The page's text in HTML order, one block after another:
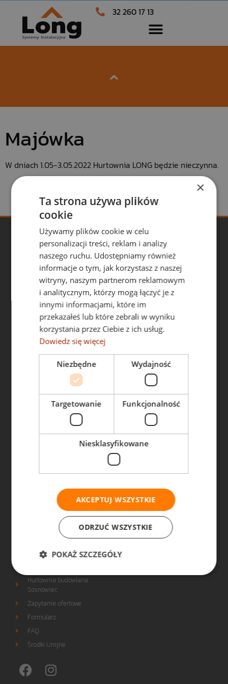
32 260 17 13
Majówka
W dniach 1.05-3.05.2022 Hurtownia LONG będzie nieczynna.
Hurtownia Long Dąbrowa Górnicza
ul. Budowlanych 2
41-308 Dąbrowa Górnicza
32 260 17 13
E-mail:
long@long.com.pl
Zapraszamy w godzinach:
Pn. – Pt: 7.00-16.00
Sobota: NIECZYNNE
O firmie
Promocje
Polityka prywatności
OFERTA
Technika grzewcza
Technika instalacyjna
Technika sanitarna
Materiały
INFORMACJE
Hurtownia budowlana
Hurtownia budowlana
Sosnowiec
Zapytanie ofertowe
Formularz
FAQ
Środki Unijne
×
Ta strona używa plików
cookie
Używamy plików cookie w celu
personalizacji treści, reklam i analizy
naszego ruchu. Udostępniamy również
informacje o tym, jak korzystasz z naszej
witryny, naszym partnerom reklamowym
i analitycznym, którzy mogą łączyć je z
innymi informacjami, które im
przekazałeś lub które zebrali w wyniku
korzystania przez Ciebie z ich usług.
Dowiedz się więcej
Niezbędne Wydajność
Targetowanie Funkcjonalność
Niesklasyfikowane
AKCEPTUJ WSZYSTKIE
ODRZUĆ WSZYSTKIE
POKAŻ SZCZEGÓŁY